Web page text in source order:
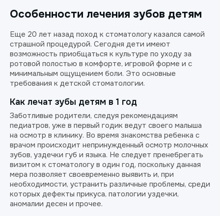
Особенности лечения зубов детям
Еще 20 лет назад поход к стоматологу казался самой
страшной процедурой. Сегодня дети имеют
возможность приобщаться к культуре по уходу за
ротовой полостью в комфорте, игровой форме и с
минимальным ощущением боли. Это основные
требования к детской стоматологии.
Как лечат зубы детям в 1 год
Заботливые родители, следуя рекомендациям
педиатров, уже в первый годик ведут своего малыша
на осмотр в клинику. Во время знакомства ребенка с
врачом происходит непринужденный осмотр молочных
зубов, уздечки губ и языка. Не следует пренебрегать
визитом к стоматологу в один год, поскольку данная
мера позволяет своевременно выявить и, при
необходимости, устранить различные проблемы, среди
которых дефекты прикуса, патологии уздечки,
аномалии десен и прочее.